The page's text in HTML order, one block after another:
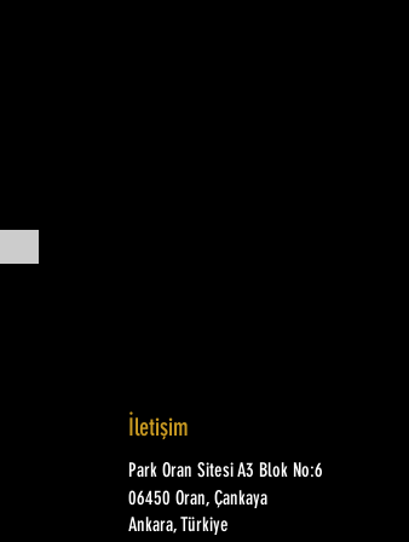
İletişim
Park Oran Sitesi A3 Blok No:6
06450 Oran, Çankaya
Ankara, Türkiye